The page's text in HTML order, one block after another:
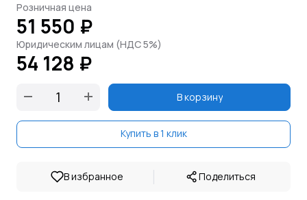
Розничная цена
51 550 ₽
Юридическим лицам (НДС 5%)
54 128 ₽
В корзину
Купить в 1 клик
В избранное | Поделиться